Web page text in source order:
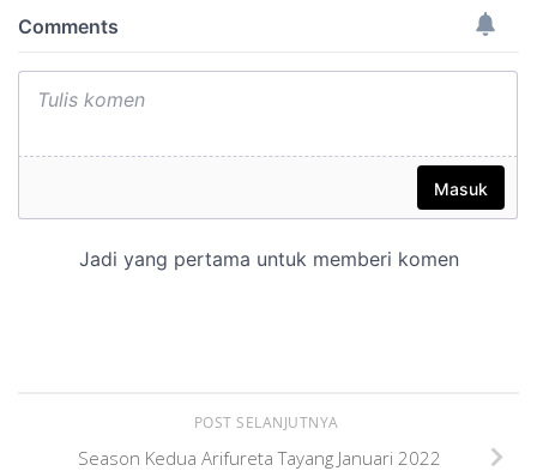
POST SELANJUTNYA
Season Kedua Arifureta Tayang Januari 2022